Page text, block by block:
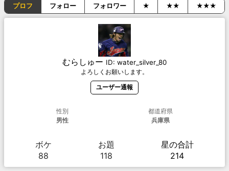
プロフ フォロー フォロワー ★ ★★ ★★★
むらしゅー ID: water_silver_80
よろしくお願いします。
ユーザー通報
性別
男性
都道府県
兵庫県
ボケ
88
お題
118
星の合計
214